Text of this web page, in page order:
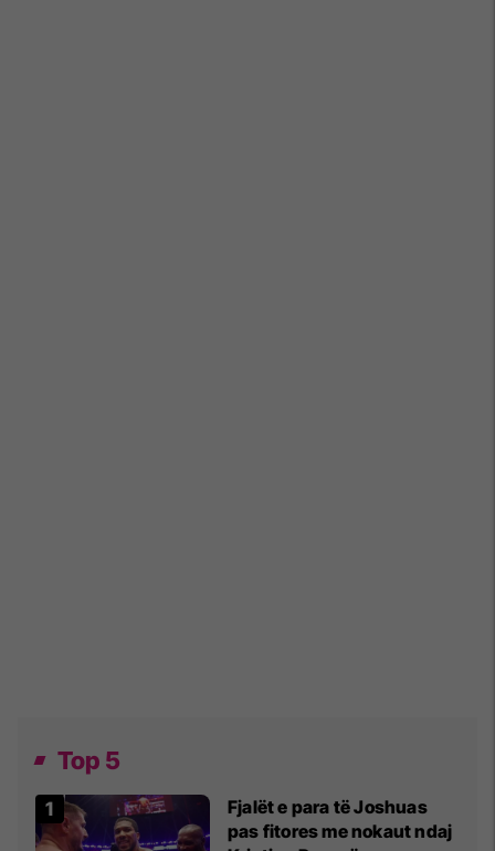
Top 5
Fjalët e para të Joshuas
pas fitores me nokaut ndaj